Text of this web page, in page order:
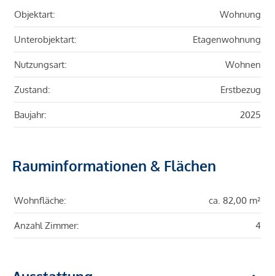
Objektart: Wohnung
Unterobjektart: Etagenwohnung
Nutzungsart: Wohnen
Zustand: Erstbezug
Baujahr: 2025
Rauminformationen & Flächen
Wohnfläche: ca. 82,00 m²
Anzahl Zimmer: 4